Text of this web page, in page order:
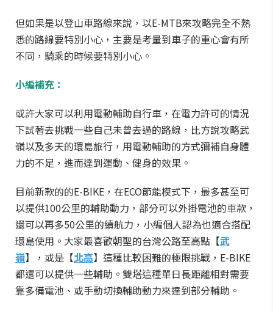
但如果是以登山車路線來說，以E-MTB來攻略完全不熟
悉的路線要特別小心，主要是考量到車子的重心會有所
不同，騎乘的時候要特別小心。
小編補充：
或許大家可以利用電動輔助自行車，在電力許可的情況
下試著去挑戰一些自己未曾去過的路線，比方說攻略武
嶺以及多天的環島旅行，用電動輔助的方式彌補自身體
力的不足，進而達到運動、健身的效果。
目前新款的的E-BIKE，在ECO節能模式下，最多甚至可
以提供100公里的輔助動力，部分可以外掛電池的車款，
還可以再多50公里的續航力，小編個人認為也適合搭配
環島使用。大家最喜歡朝聖的台灣公路至高點【武
嶺】，或是【北高】這種比較困難的極限挑戰，E-BIKE
都還可以提供一些輔助。雙塔這種單日長距離相對需要
靠多備電池、或手動切換輔助動力來達到部分輔助。